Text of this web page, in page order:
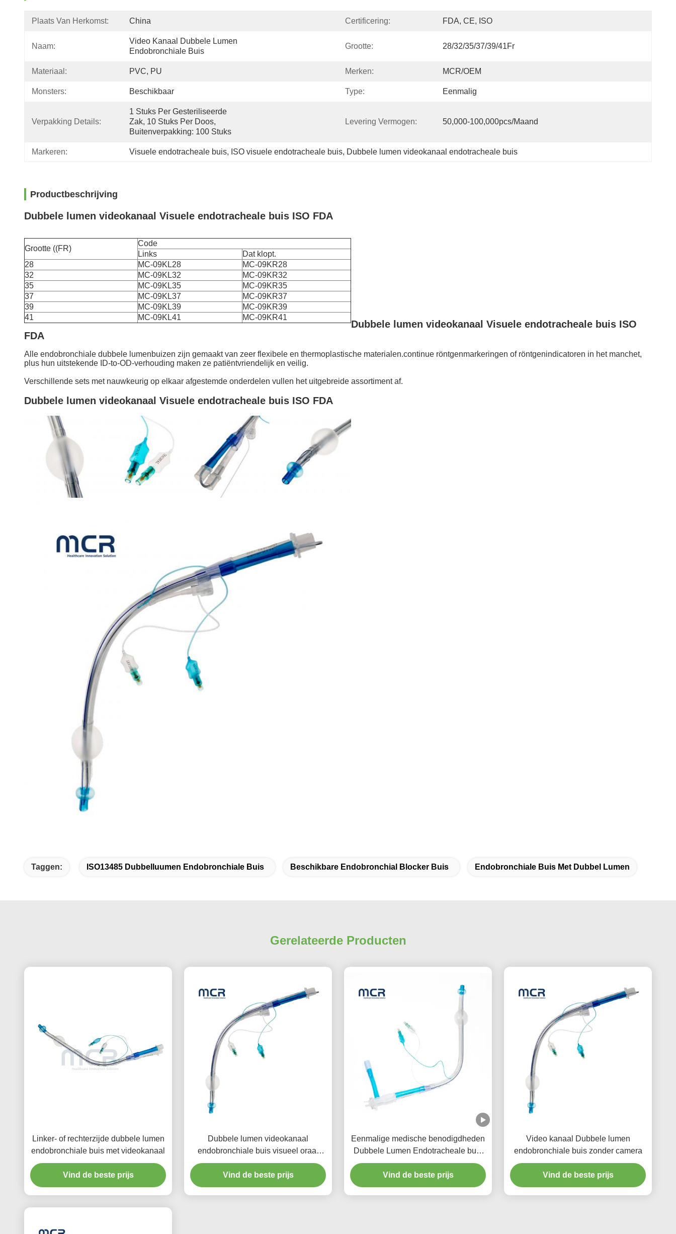
Plaats Van Herkomst: China Certificering: FDA, CE, ISO
Naam:
Video Kanaal Dubbele Lumen
Endobronchiale Buis
Grootte: 28/32/35/37/39/41Fr
Materiaal: PVC, PU Merken: MCR/OEM
Monsters: Beschikbaar Type: Eenmalig
Verpakking Details:
1 Stuks Per Gesteriliseerde
Zak, 10 Stuks Per Doos,
Buitenverpakking: 100 Stuks
Levering Vermogen: 50,000-100,000pcs/maand
Markeren: Visuele endotracheale buis, ISO visuele endotracheale buis, Dubbele lumen videokanaal endotracheale buis
Productbeschrijving
Dubbele lumen videokanaal Visuele endotracheale buis ISO FDA
Grootte ((FR)
Code
Links
Dat klopt.
28
MC-09KL28
MC-09KR28
32
MC-09KL32
MC-09KR32
35
MC-09KL35
MC-09KR35
37
MC-09KL37
MC-09KR37
39
MC-09KL39
MC-09KR39
41
MC-09KL41 MC-09KR41
Dubbele lumen videokanaal Visuele endotracheale buis ISO
FDA
Alle endobronchiale dubbele lumenbuizen zijn gemaakt van zeer flexibele en thermoplastische materialen.continue röntgenmarkeringen of röntgenindicatoren in het manchet,
plus hun uitstekende ID-to-OD-verhouding maken ze patiëntvriendelijk en veilig.
Verschillende sets met nauwkeurig op elkaar afgestemde onderdelen vullen het uitgebreide assortiment af.
Dubbele lumen videokanaal Visuele endotracheale buis ISO FDA
Taggen: ISO13485 Dubbelluumen Endobronchiale Buis Beschikbare Endobronchial Blocker Buis Endobronchiale Buis Met Dubbel Lumen
Gerelateerde Producten
Linker- of rechterzijde dubbele lumen
endobronchiale buis met videokanaal
Vind de beste prijs
Dubbele lumen videokanaal
endobronchiale buis visueel oraal
PVC plain
Vind de beste prijs
Eenmalige medische benodigdheden
Dubbele Lumen Endotracheale buis
met PU micro-dunne manchet
Vind de beste prijs
Video kanaal Dubbele lumen
endobronchiale buis zonder camera
Vind de beste prijs